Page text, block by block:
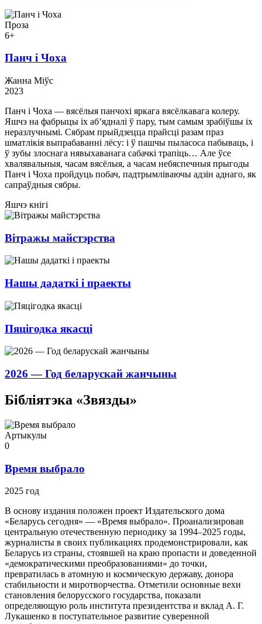
Проза
6+
Панч і Чоха
Жанна Міўс
2023
Панч і Чоха — вясёлыя панчохі яркага вясёлкавага колеру.
Яшчэ на фабрыцы іх аб’ядналі ў пару, тым самым зрабіўшы іх
неразлучнымі. Сябрам прыйдзецца прайсці разам праз
шматлікія выпрабаванні лёсу: і ў пашчы пыласоса пабываць, і
ў зубы злоснага нявыхаванага сабачкі трапіць… Але ўсе
хвалявальныя, часам вясёлыя, а часам небяспечныя прыгоды
Панч і Чоха пройдуць побач, падтрымліваючы адзін аднаго, як
сапраўдныя сябры.
Яшчэ кнігі
Вітражы майстэрства
Нашы дадаткі і праекты
Пяцігодка якасці
2026 — Год беларускай жанчыны
Бібліятэка «Звязды»
Артыкулы
0
Время выбрало
2025 год
В основу издания положен проект Издательского дома
«Беларусь сегодня» — «Время выбрало». Проанализировав
центральную отечественную периодику за 1994–2025 годы,
журналисты в своих публикациях продемонстрировали, как
Беларусь из страны, стоявшей на краю пропасти и доведенной
«демократическими преобразованиями» до точки,
превратилась в атомную и космическую державу, донора
стабильности и миротворчества. Отметили основные вехи
становления белорусского государства, показали
определяющую роль института президентства и вклад А. Г.
Лукашенко в поступательное развитие суверенной